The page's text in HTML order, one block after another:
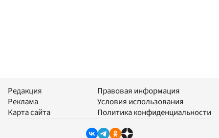
Редакция
Реклама
Карта сайта
Правовая информация
Условия использования
Политика конфиденциальности